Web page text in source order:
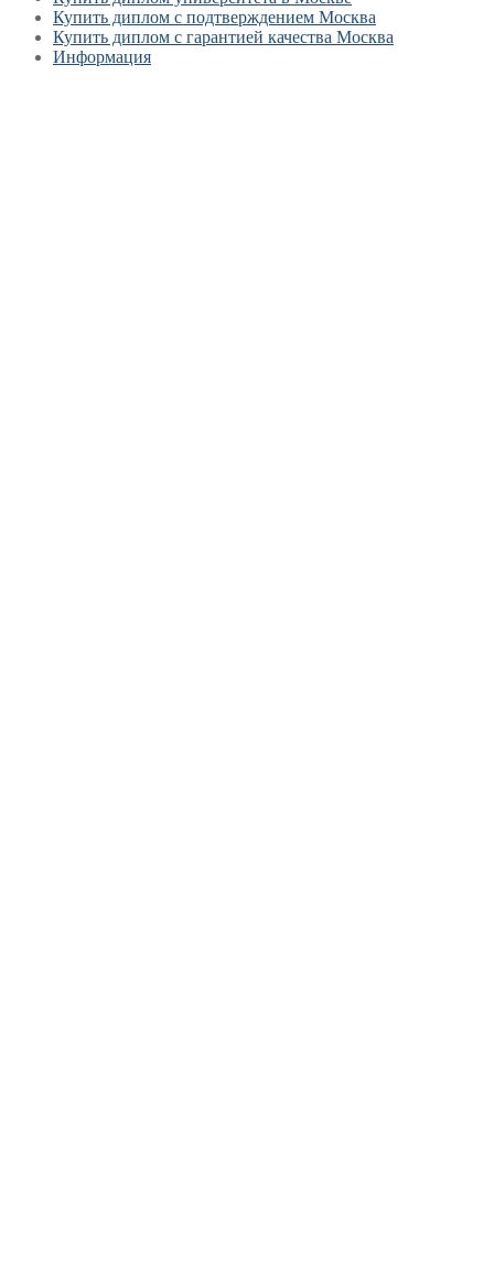
Купить диплом с подтверждением Москва
Купить диплом с гарантией качества Москва
Информация